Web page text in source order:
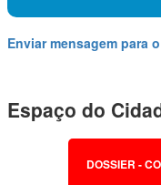
Enviar mensagem para
Espaço do
DOSSIER -